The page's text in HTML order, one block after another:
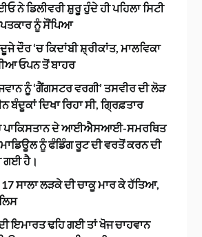
ਨੇ ਡਿਲੀਵਰੀ ਸ਼ੁਰੂ ਹੁੰਦੇ ਹੀ ਪਹਿਲਾ ਸਿਟੀ
ਨੂੰ ਸੌਂਪਿਆ
ਦੌਰ ‘ਚ ਕਿਦਾਂਬੀ ਸ਼੍ਰੀਕਾਂਤ, ਮਾਲਵਿਕਾ
ਓਪਨ ਤੋਂ ਬਾਹਰ
ਨੂੰ ‘ਗੈਂਗਸਟਰ ਵਰਗੀ’ ਤਸਵੀਰ ਦੀ ਲੋੜ
ਦਿਖਾ ਰਿਹਾ ਸੀ, ਗ੍ਰਿਫ਼ਤਾਰ
ਪਾਕਿਸਤਾਨ ਦੇ ਆਈਐਸਆਈ-ਸਮਰਥਿਤ
ਨੂੰ ਫੰਡਿੰਗ ਰੂਟ ਦੀ ਵਰਤੋਂ ਕਰਨ ਦੀ
ਗਈ ਹੈ।
17 ਸਾਲਾ ਲੜਕੇ ਦੀ ਚਾਕੂ ਮਾਰ ਕੇ ਹੱਤਿਆ,
ਇਮਾਰਤ ਢਹਿ ਗਈ ਤਾਂ ਖੋਜ ਚਾਹਵਾਨ